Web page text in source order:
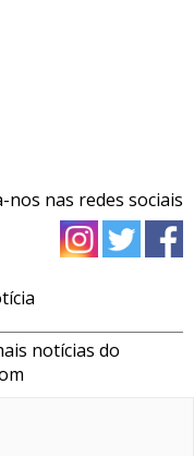
nos nas redes sociais
notícias do